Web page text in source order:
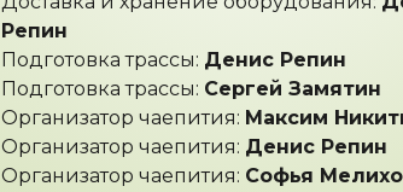
Репин
Подготовка трассы: Денис Репин
Подготовка трассы: Сергей Замятин
Организатор чаепития: Максим
Организатор чаепития: Денис Репин
Организатор чаепития: Софья